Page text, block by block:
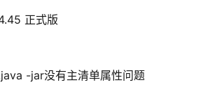
正式版
-jar没有主清单属性问题